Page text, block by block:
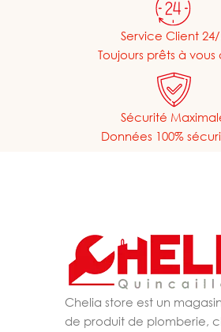
Service Client
Toujours prêts à vous
Sécurité
Données 100%
Chelia store est un
de produit de plomberie,